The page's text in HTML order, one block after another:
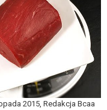
2015, Redakcja Bcaa